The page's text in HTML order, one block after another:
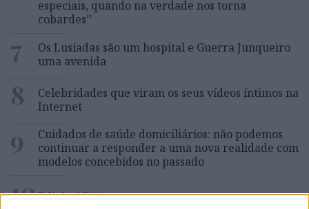
especiais, quando na verdade nos torna
cobardes’’
7
Os Lusíadas são um hospital e Guerra Junqueiro
uma avenida
8
Celebridades que viram os seus vídeos íntimos na
Internet
9
Cuidados de saúde domiciliários: não podemos
continuar a responder a uma nova realidade com
modelos concebidos no passado
10Edição 1744